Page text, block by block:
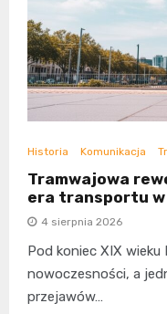
Historia Komunikacja
Tramwajowa
era transportu w
4 sierpnia 2026
Pod koniec XIX wieku
nowoczesności, a
przejawów…